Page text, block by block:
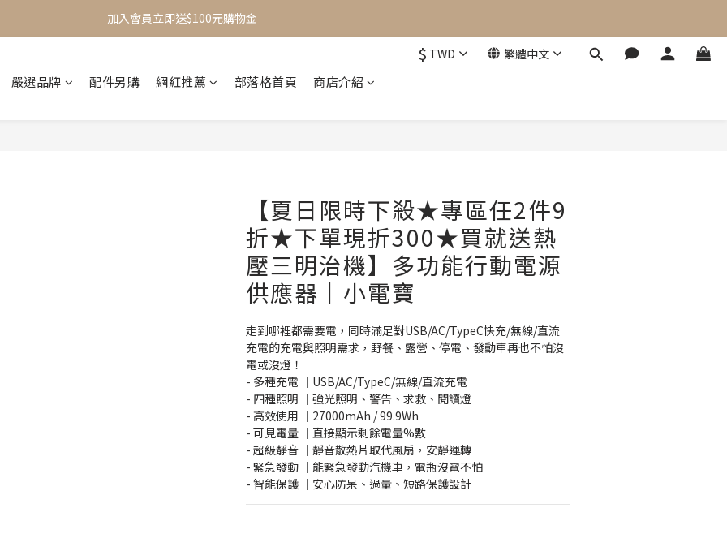
加入會員立即送$100元購物金
加入會員立即送$100元購物金
全館滿$499享免運 (不限商品)
$ TWD 繁體中文
嚴選品牌 配件另購 網紅推薦 部落格首頁 商店介紹
【夏日限時下殺★專區任2件9
折★下單現折300★買就送熱
壓三明治機】多功能行動電源
供應器│小電寶
走到哪裡都需要電，同時滿足對USB/AC/TypeC快充/無線/直流
充電的充電與照明需求，野餐、露營、停電、發動車再也不怕沒
電或沒燈！
- 多種充電 ｜USB/AC/TypeC/無線/直流充電
- 四種照明 ｜強光照明、警告、求救、閱讀燈
- 高效使用 ｜27000mAh / 99.9Wh
- 可見電量 ｜直接顯示剩餘電量%數
- 超級靜音 ｜靜音散熱片取代風扇，安靜運轉
- 緊急發動 ｜能緊急發動汽機車，電瓶沒電不怕
- 智能保護 ｜安心防呆、過量、短路保護設計